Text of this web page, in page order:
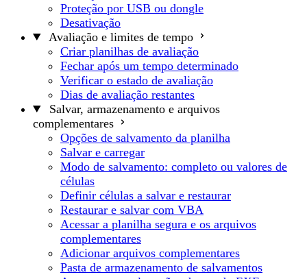
Proteção por USB ou dongle
Desativação
Avaliação e limites de tempo
Criar planilhas de avaliação
Fechar após um tempo determinado
Verificar o estado de avaliação
Dias de avaliação restantes
Salvar, armazenamento e arquivos
complementares
Opções de salvamento da planilha
Salvar e carregar
Modo de salvamento: completo ou valores de
células
Definir células a salvar e restaurar
Restaurar e salvar com VBA
Acessar a planilha segura e os arquivos
complementares
Adicionar arquivos complementares
Pasta de armazenamento de salvamentos